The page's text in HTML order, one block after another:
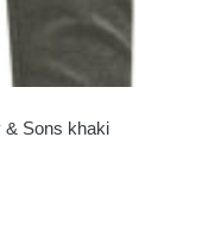
& Sons khaki